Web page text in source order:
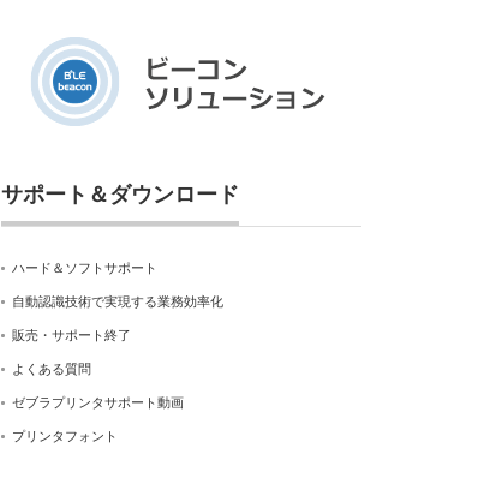
サポート＆ダウンロード
ハード＆ソフトサポート
自動認識技術で実現する業務効率化
販売・サポート終了
よくある質問
ゼブラプリンタサポート動画
プリンタフォント